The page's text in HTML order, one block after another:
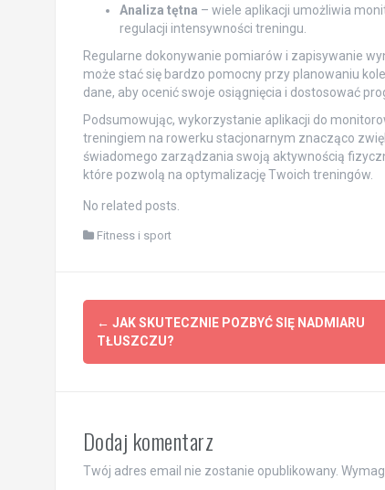
Analiza tętna – wiele aplikacji umożliwia
regulacji intensywności treningu.
Regularne dokonywanie pomiarów i zapisywanie
może stać się bardzo pomocny przy planowaniu
dane, aby ocenić swoje osiągnięcia i dostosować
Podsumowując, wykorzystanie aplikacji do
treningiem na rowerku stacjonarnym znacząco
świadomego zarządzania swoją aktywnością
które pozwolą na optymalizację Twoich treningów.
No related posts.
Fitness i sport
Post
navigation
← JAK SKUTECZNIE POZBYĆ SIĘ NADMIARU
TŁUSZCZU?
Dodaj komentarz
Twój adres email nie zostanie opublikowany.